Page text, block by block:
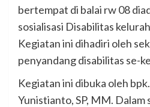
bertempat di balai rw 08
sosialisasi Disabilitas
Kegiatan ini dihadiri oleh
penyandang disabilitas se-
Kegiatan ini dibuka oleh
Yunistianto, SP, MM. Dalam